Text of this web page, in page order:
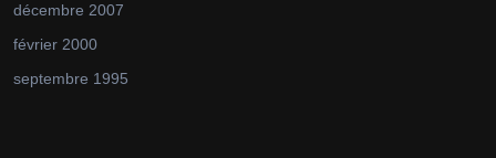
décembre 2007
février 2000
septembre 1995